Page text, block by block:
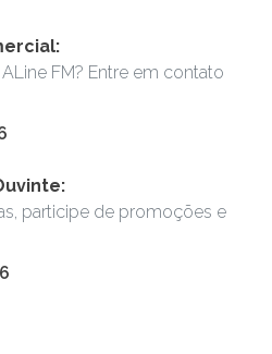
FM? Entre em contato
participe de promoções e